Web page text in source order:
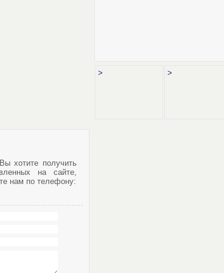
> >
хотите получить
на сайте,
нам по телефону: